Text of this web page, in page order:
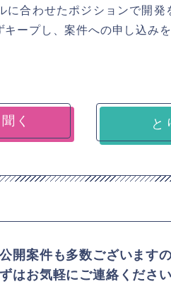
に合わせたポジションで開
ープし、案件への申し込み
と
開案件も多数ございますの
はお気軽にご連絡ください